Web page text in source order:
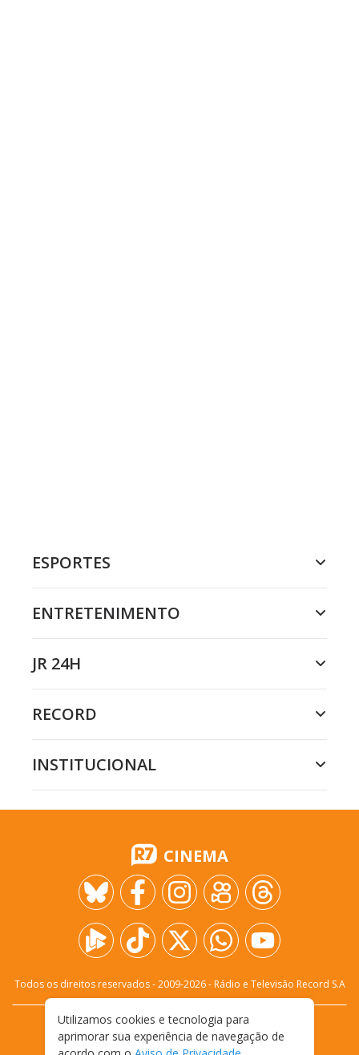
ESPORTES
ENTRETENIMENTO
JR 24H
RECORD
INSTITUCIONAL
CINEMA
Todos os direitos reservados - 2009-2026- Rádio e Televisão Record S.A
FALE CONOSCO
PRIVACIDADE
TERMOS E CONDIÇÕES DE USO
Utilizamos cookies e tecnologia para
aprimorar sua experiência de navegação de